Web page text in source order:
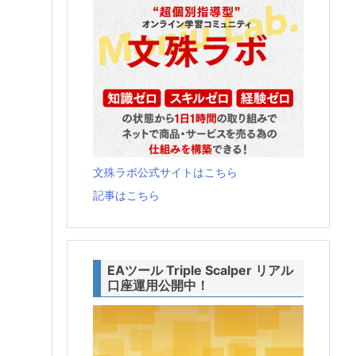
文殊ラボ公式サイトはこちら
記事はこちら
EAツール Triple Scalper リアル
口座運用公開中！